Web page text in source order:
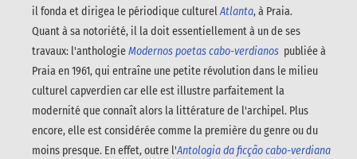
il fonda et dirigea le périodique culturelAtlanta, à Praia.
Quant à sa notoriété, il la doit essentiellement à un de ses
travaux: l'anthologieModernos poetas cabo-verdianos publiée à
Praia en 1961, qui entraîne une petite révolution dans le milieu
culturel capverdien car elle est illustre parfaitement la
modernité que connaît alors la littérature de l'archipel. Plus
encore, elle est considérée comme la première du genre ou du
moins presque. En effet, outre l'Antologia da ficção cabo-verdiana